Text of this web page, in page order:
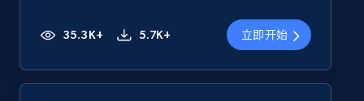
35.3K+ 5.7K+ 立即开始